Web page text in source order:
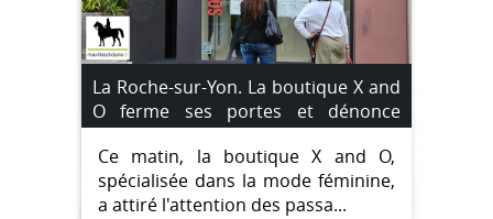
La Roche-sur-Yon. La boutique X and
O ferme ses portes et dénonce
l'absence d'indemnisation.
Ce matin, la boutique X and O,
spécialisée dans la mode féminine,
a attiré l'attention des passa...